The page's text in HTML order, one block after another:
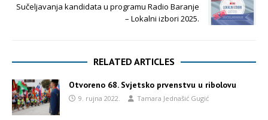
Sučeljavanja kandidata u programu Radio Baranje
– Lokalni izbori 2025.
RELATED ARTICLES
Otvoreno 68. Svjetsko prvenstvu u ribolovu
9. rujna 2022. Tamara Jednašić Gugić